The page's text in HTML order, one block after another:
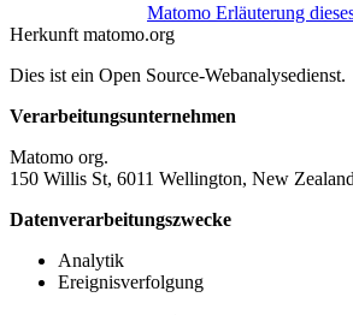
Matomo Erläuterung
Herkunft matomo.org
Dies ist ein Open Source-Webanalysedienst.
Verarbeitungsunternehmen
Matomo org.
150 Willis St, 6011 Wellington, New Zealand
Datenverarbeitungszwecke
Analytik
Ereignisverfolgung